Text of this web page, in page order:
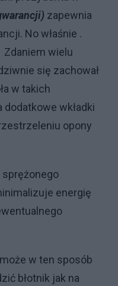
zapewnia
No właśnie .
Zdaniem wielu
się zachował
w takich
wkładki
opony
sprężonego
energię
w ten sposób
błotnik jak na